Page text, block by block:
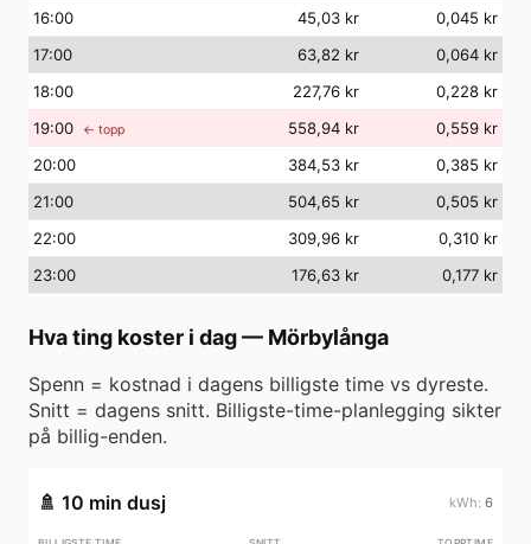
16:00 45,03 kr
0,045 kr
17:00 63,82 kr
0,064 kr
18:00 227,76 kr
0,228 kr
19:00 ← topp 558,94 kr
0,559 kr
20:00 384,53 kr
0,385 kr
21:00 504,65 kr
0,505 kr
22:00 309,96 kr
0,310 kr
23:00 176,63 kr 0,177 kr
Hva ting koster i dag— Mörbylånga
Spenn = kostnad i dagens billigste time vs dyreste.
Snitt = dagens snitt. Billigste-time-planlegging sikter
på billig-enden.
🚿 10 min dusj 6